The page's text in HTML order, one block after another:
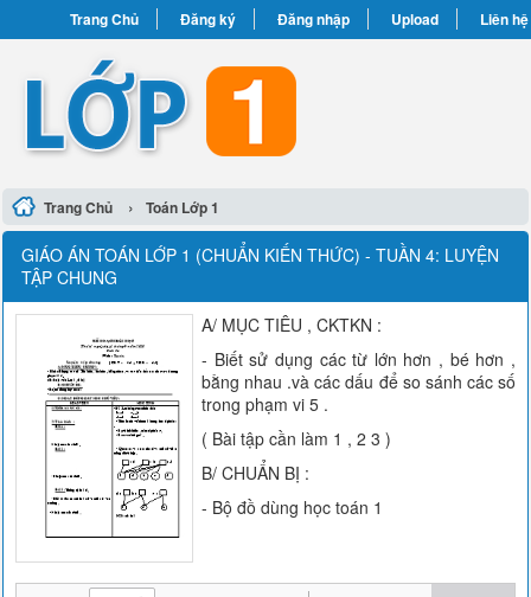
Trang Chủ Đăng ký Đăng nhập Upload Liên hệ
Trang Chủ › Toán Lớp 1
GIÁO ÁN TOÁN LỚP 1 (CHUẨN KIẾN THỨC) - TUẦN 4: LUYỆN
TẬP CHUNG
A/ MỤC TIÊU , CKTKN :
- Biết sử dụng các từ lớn hơn , bé hơn ,
bằng nhau .và các dấu để so sánh các số
trong phạm vi 5 .
( Bài tập cần làm 1 , 2 3 )
B/ CHUẨN BỊ :
- Bộ đồ dùng học toán 1